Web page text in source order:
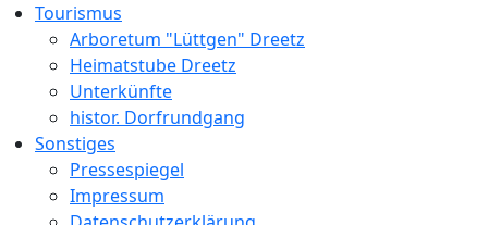
Tourismus
Arboretum "Lüttgen" Dreetz
Heimatstube Dreetz
Unterkünfte
histor. Dorfrundgang
Sonstiges
Pressespiegel
Impressum